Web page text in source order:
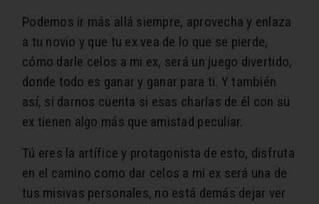
Podemos ir más allá siempre, aprovecha y enlaza
a tu novio y que tu ex vea de lo que se pierde,
cómo darle celos a mi ex, será un juego divertido,
donde todo es ganar y ganar para ti. Y también
así, si darnos cuenta si esas charlas de él con su
ex tienen algo más que amistad peculiar.
Tú eres la artífice y protagonista de esto, disfruta
en el camino como dar celos a mi ex será una de
tus misivas personales, no está demás dejar ver